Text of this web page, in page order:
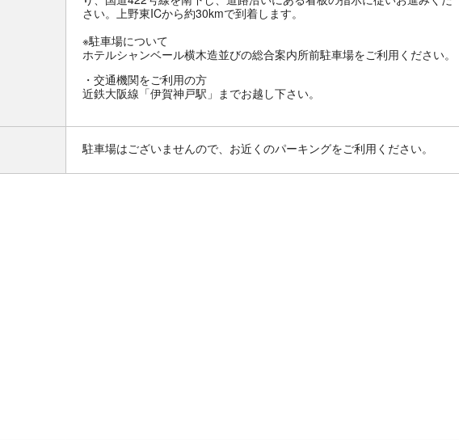
さい。上野東ICから約30kmで到着します。
※駐車場について
ホテルシャンベール横木造並びの総合案内所前駐車場をご利用ください。
交通機関をご利用の方
近鉄大阪線「伊賀神戸駅」までお越し下さい。
駐車場はございませんので、お近くのパーキングをご利用ください。